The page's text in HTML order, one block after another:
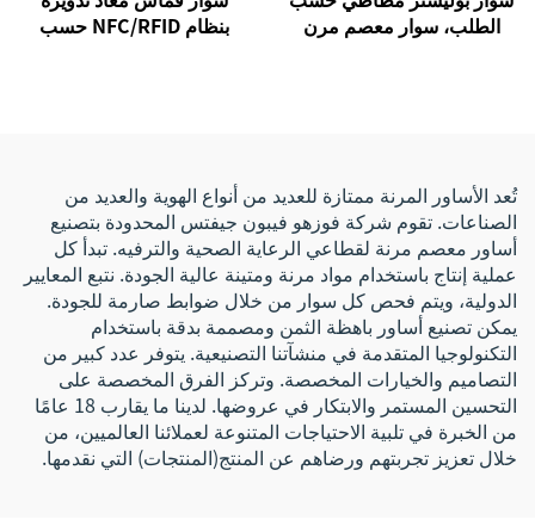
الطلب، سوار معصم مرن
بنظام NFC/RFID حسب
تُعد الأساور المرنة ممتازة للعديد من أنواع الهوية والعديد من
الصناعات. تقوم شركة فوزهو فيبون جيفتس المحدودة بتصنيع
أساور معصم مرنة لقطاعي الرعاية الصحية والترفيه. تبدأ كل
عملية إنتاج باستخدام مواد مرنة ومتينة عالية الجودة. نتبع المعايير
الدولية، ويتم فحص كل سوار من خلال ضوابط صارمة للجودة.
يمكن تصنيع أساور باهظة الثمن ومصممة بدقة باستخدام
التكنولوجيا المتقدمة في منشآتنا التصنيعية. يتوفر عدد كبير من
التصاميم والخيارات المخصصة. وتركز الفرق المخصصة على
التحسين المستمر والابتكار في عروضها. لدينا ما يقارب 18 عامًا
من الخبرة في تلبية الاحتياجات المتنوعة لعملائنا العالميين، من
خلال تعزيز تجربتهم ورضاهم عن المنتج(المنتجات) التي نقدمها.